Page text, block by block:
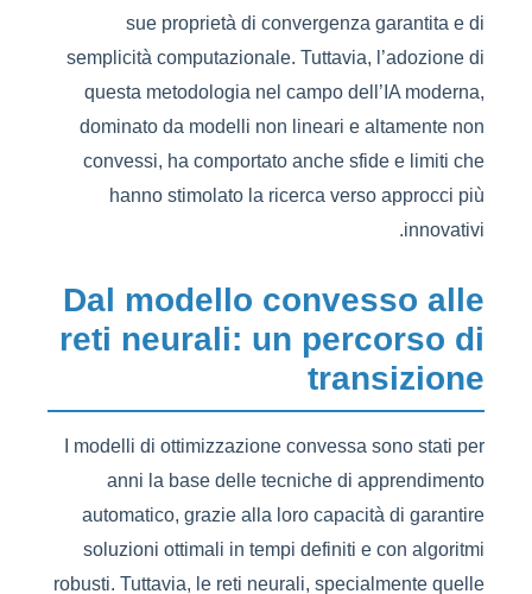
sue proprietà di convergenza garantita e di
semplicità computazionale. Tuttavia, l’adozione di
questa metodologia nel campo dell’IA moderna,
dominato da modelli non lineari e altamente non
convessi, ha comportato anche sfide e limiti che
hanno stimolato la ricerca verso approcci più
innovativi.
Dal modello convesso alle
reti neurali: un percorso di
transizione
I modelli di ottimizzazione convessa sono stati per
anni la base delle tecniche di apprendimento
automatico, grazie alla loro capacità di garantire
soluzioni ottimali in tempi definiti e con algoritmi
robusti. Tuttavia, le reti neurali, specialmente quelle